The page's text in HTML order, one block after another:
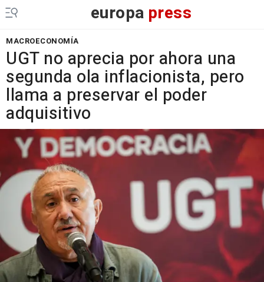
europa press
MACROECONOMÍA
UGT no aprecia por ahora una
segunda ola inflacionista, pero
llama a preservar el poder
adquisitivo